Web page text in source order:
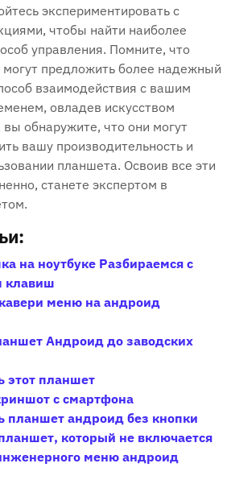
экспериментировать с
чтобы найти наиболее
управления. Помните, что
предложить более надежный
взаимодействия с вашим
овладев искусством
обнаружите, что они могут
вашу производительность и
планшета. Освоив все эти
станете экспертом в
на ноутбуке Разбираемся с
клавиш
меню на андроид
Андроид до заводских
этот планшет
с смартфона
планшет андроид без кнопки
который не включается
меню андроид